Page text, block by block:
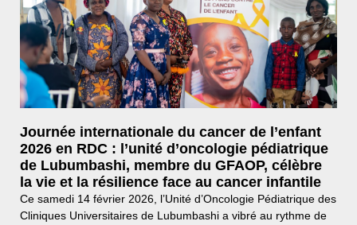
Journée internationale du cancer de l’enfant
2026 en RDC : l’unité d’oncologie pédiatrique
de Lubumbashi, membre du GFAOP, célèbre
la vie et la résilience face au cancer infantile
Ce samedi 14 février 2026, l’Unité d’Oncologie Pédiatrique des
Cliniques Universitaires de Lubumbashi a vibré au rythme de